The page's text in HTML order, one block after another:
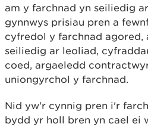
am y farchnad yn seiliedig
gynnwys prisiau pren a
cyfredol y farchnad agored,
seiliedig ar leoliad,
coed, argaeledd
uniongyrchol y farchnad.
Nid yw'r cynnig pren i'r
bydd yr holl bren yn cael ei